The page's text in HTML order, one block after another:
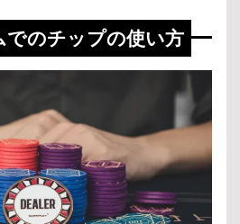
でのチップの使い方